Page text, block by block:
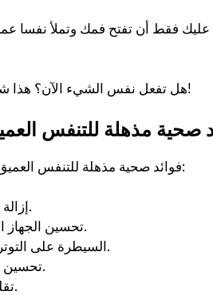
فقط أن تفتح فمك وتملأ نفسا
هل تفعل نفس الشيء الآن؟ هذا شيء رائع!
10 فوائد صحية مذهلة للتنفس العميق هي:
إزالة السموم.
تحسين الجهاز اللمفاوي.
السيطرة على التوتر والقلق.
تحسين الموقف.
تقليل الألم.